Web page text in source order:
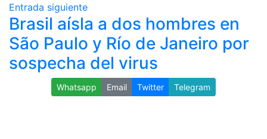
Entrada siguiente
Brasil aísla a dos hombres en
São Paulo y Río de Janeiro por
sospecha del virus
Whatsapp Email Twitter Telegram